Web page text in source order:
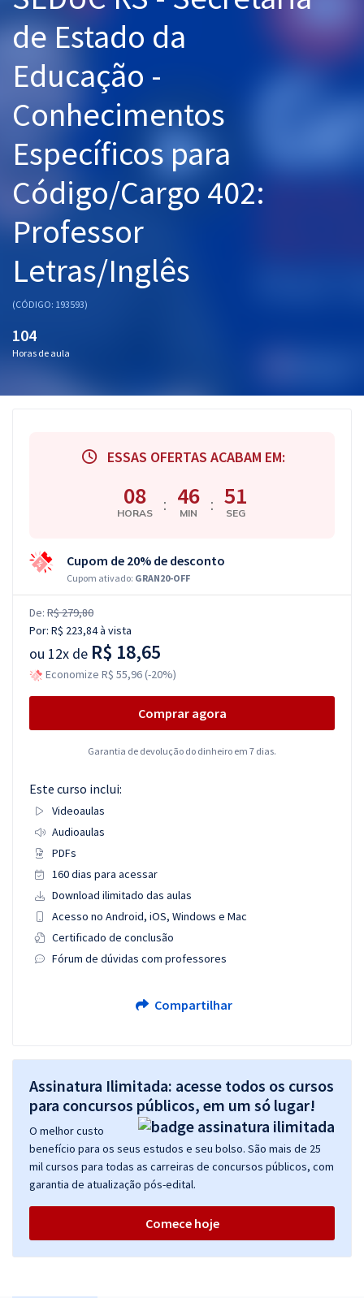
Graduação
Mentorias
Questões grátis
Conteúdo gratuito
Blog
Aprovados
Atendimento
de Estado da
Educação -
Conhecimentos
Específicos para
Código/Cargo 402:
Professor
Letras/Inglês
(CÓDIGO: 193593)
104
Horas de aula
ESSAS OFERTAS ACABAM EM:
08
HORAS : 46
MIN : 50
SEG
Cupom de 20% de desconto
Cupom ativado: GRAN20-OFF
De: R$ 279,80
Por: R$ 223,84à vista
ou 12x de R$ 18,65
Economize R$ 55,96 (-20%)
Comprar agora
Garantia de devolução do dinheiro em 7 dias.
Este curso inclui:
Videoaulas
Audioaulas
PDFs
160 dias para acessar
Download ilimitado das aulas
Acesso no Android, iOS, Windows e Mac
Certificado de conclusão
Fórum de dúvidas com professores
Compartilhar
Assinatura Ilimitada: acesse todos os cursos
para concursos públicos, em um só lugar!
O melhor custo
benefício para os seus estudos e seu bolso. São mais de 25
mil cursos para todas as carreiras de concursos públicos, com
garantia de atualização pós-edital.
Comece hoje